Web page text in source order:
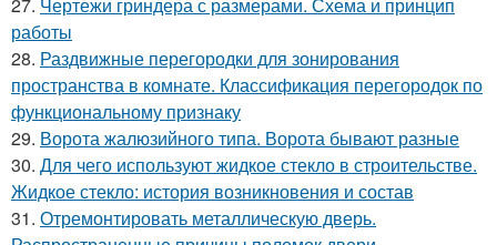
работы
28. Раздвижные перегородки для зонирования
пространства в комнате. Классификация перегородок по
функциональному признаку
29. Ворота жалюзийного типа. Ворота бывают разные
30. Для чего используют жидкое стекло в строительстве.
Жидкое стекло: история возникновения и состав
31. Отремонтировать металлическую дверь.